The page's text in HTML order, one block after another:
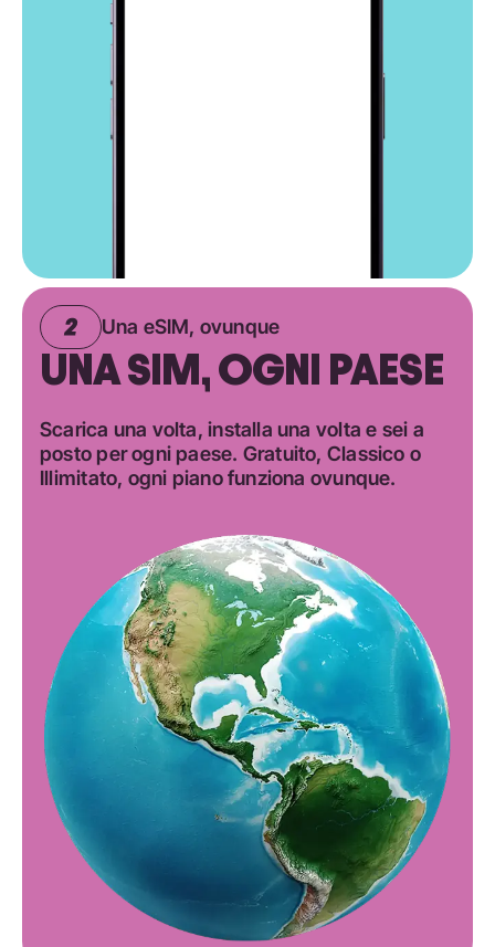
Una eSIM, ovunque
UNA SIM, OGNI PAESE
Scarica una volta, installa una volta e sei a
posto per ogni paese. Gratuito, Classico o
Illimitato, ogni piano funziona ovunque.